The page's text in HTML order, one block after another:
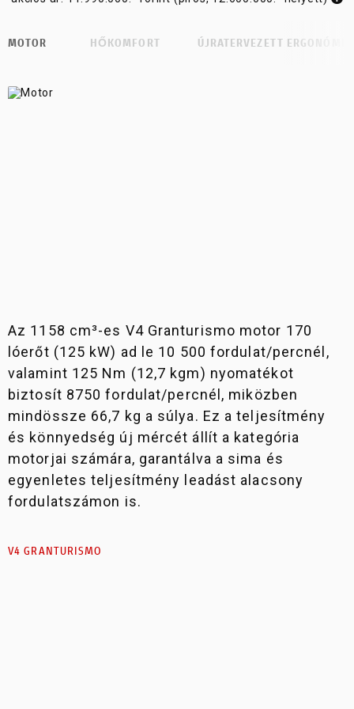
MOTOR HŐKOMFORT ÚJRATERVEZETT ERGONÓMIA
Az 1158 cm³-es V4 Granturismo motor 170
lóerőt (125 kW) ad le 10 500 fordulat/percnél,
valamint 125 Nm (12,7 kgm) nyomatékot
biztosít 8750 fordulat/percnél, miközben
mindössze 66,7 kg a súlya. Ez a teljesítmény
és könnyedség új mércét állít a kategória
motorjai számára, garantálva a sima és
egyenletes teljesítmény leadást alacsony
fordulatszámon is.
V4 GRANTURISMO